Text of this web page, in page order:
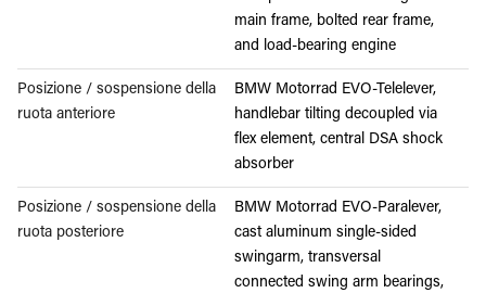
main frame, bolted rear frame,
and load-bearing engine
Posizione / sospensione della
ruota anteriore
BMW Motorrad EVO-Telelever,
handlebar tilting decoupled via
flex element, central DSA shock
absorber
Posizione / sospensione della
ruota posteriore
BMW Motorrad EVO-Paralever,
cast aluminum single-sided
swingarm, transversal
connected swing arm bearings,